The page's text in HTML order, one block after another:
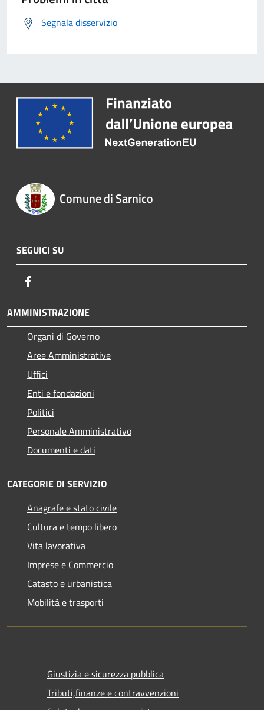
Segnala disservizio
Comune di Sarnico
SEGUICI SU
AMMINISTRAZIONE
Organi di Governo
Aree Amministrative
Uffici
Enti e fondazioni
Politici
Personale Amministrativo
Documenti e dati
CATEGORIE DI SERVIZIO
Anagrafe e stato civile
Cultura e tempo libero
Vita lavorativa
Imprese e Commercio
Catasto e urbanistica
Mobilità e trasporti
Giustizia e sicurezza pubblica
Tributi,finanze e contravvenzioni